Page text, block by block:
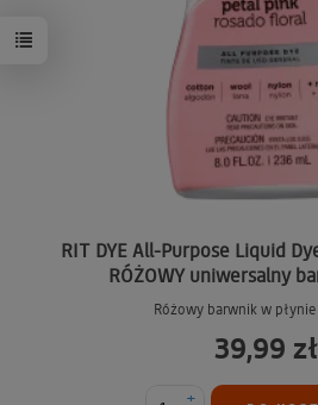
RIT DYE All-Purpose Liquid
RÓŻOWY uniwersalny
Różowy barwnik w
39,99 zł
+